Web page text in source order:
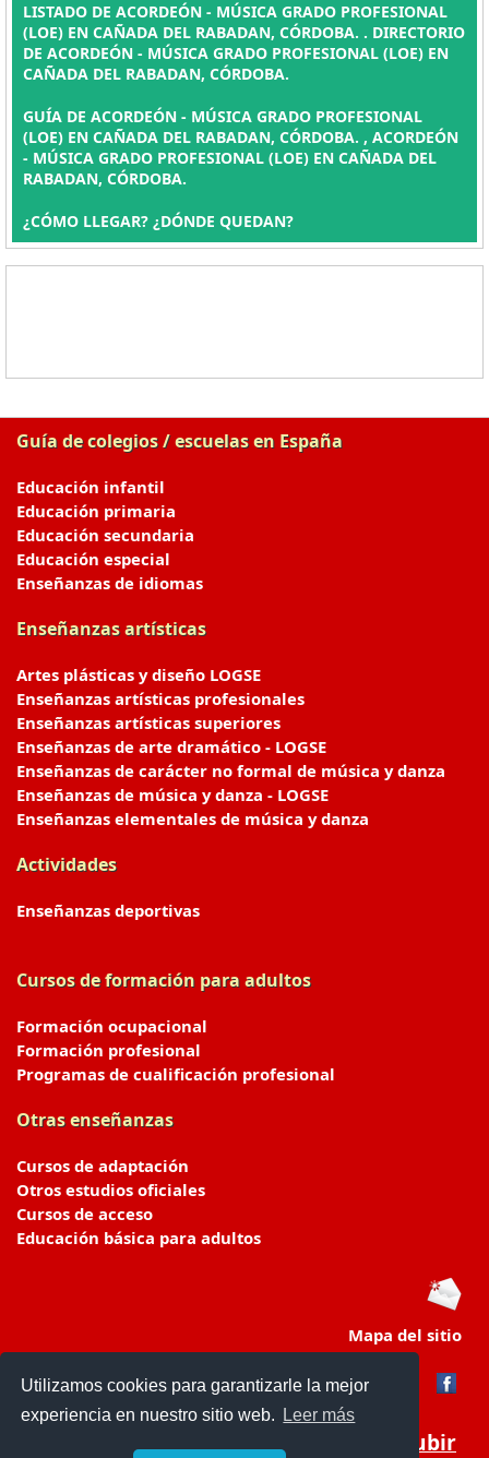
Utilizamos cookies para garantizarle la mejor
experiencia en nuestro sitio web.
Leer más
LISTADO DE ACORDEÓN - MÚSICA GRADO PROFESIONAL
(LOE) EN CAÑADA DEL RABADAN, CÓRDOBA. . DIRECTORIO
DE ACORDEÓN - MÚSICA GRADO PROFESIONAL (LOE) EN
CAÑADA DEL RABADAN, CÓRDOBA.
GUÍA DE ACORDEÓN - MÚSICA GRADO PROFESIONAL
(LOE) EN CAÑADA DEL RABADAN, CÓRDOBA. , ACORDEÓN
- MÚSICA GRADO PROFESIONAL (LOE) EN CAÑADA DEL
RABADAN, CÓRDOBA.
¿CÓMO LLEGAR? ¿DÓNDE QUEDAN?
Guía de colegios / escuelas en España
Educación infantil
Educación primaria
Educación secundaria
Educación especial
Enseñanzas de idiomas
Enseñanzas artísticas
Artes plásticas y diseño LOGSE
Enseñanzas artísticas profesionales
Enseñanzas artísticas superiores
Enseñanzas de arte dramático - LOGSE
Enseñanzas de carácter no formal de música y danza
Enseñanzas de música y danza - LOGSE
Enseñanzas elementales de música y danza
Actividades
Enseñanzas deportivas
Cursos de formación para adultos
Formación ocupacional
Formación profesional
Programas de cualificación profesional
Otras enseñanzas
Cursos de adaptación
Otros estudios oficiales
Cursos de acceso
Educación básica para adultos
Mapa del sitio
Subir